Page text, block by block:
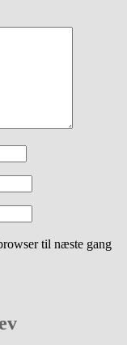
til næste gang